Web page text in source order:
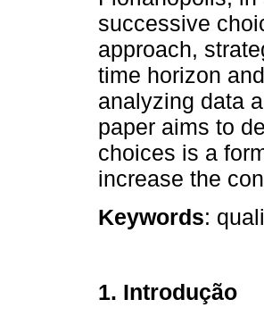
successive
approach,
time horizon
analyzing data
paper aims to
choices is a
increase the
Keywords:
1. Introdução